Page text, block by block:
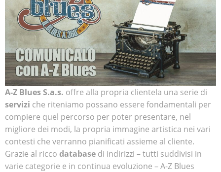
A-Z Blues S.a.s. offre alla propria clientela una serie di
servizi che riteniamo possano essere fondamentali per
compiere quel percorso per poter presentare, nel
migliore dei modi, la propria immagine artistica nei vari
contesti che verranno pianificati assieme al cliente.
Grazie al ricco database di indirizzi – tutti suddivisi in
varie categorie e in continua evoluzione – A-Z Blues